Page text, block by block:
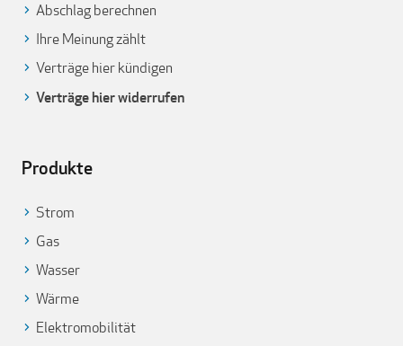
Abschlag berechnen
Ihre Meinung zählt
Verträge hier kündigen
Verträge hier widerrufen
Produkte
Strom
Gas
Wasser
Wärme
Elektromobilität